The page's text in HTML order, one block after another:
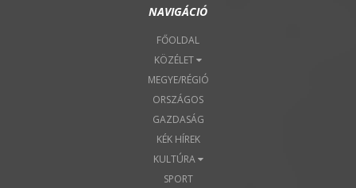
NAVIGÁCIÓ
FŐOLDAL
KÖZÉLET
MEGYE/RÉGIÓ
ORSZÁGOS
GAZDASÁG
KÉK HÍREK
KULTÚRA
SPORT